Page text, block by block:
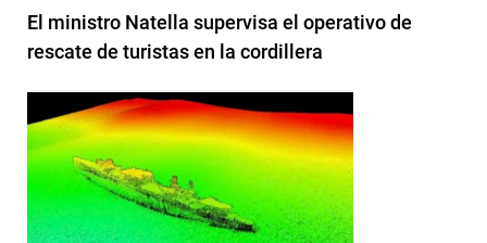
El ministro Natella supervisa el operativo de
rescate de turistas en la cordillera